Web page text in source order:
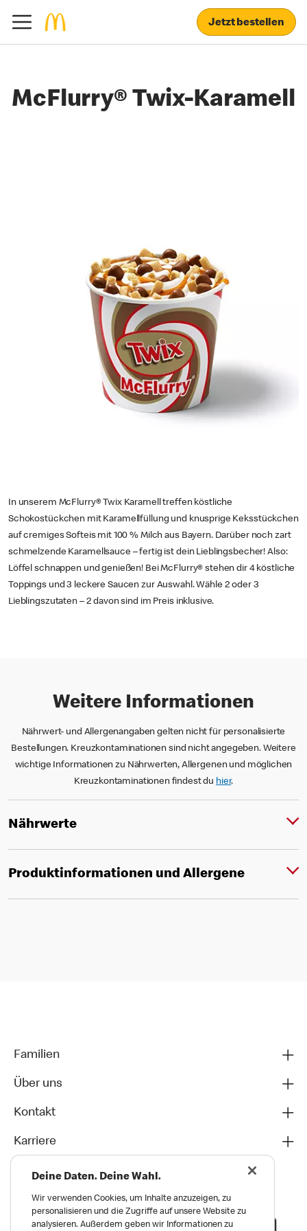
Jetzt bestellen
McFlurry® Twix-Karamell
In unserem McFlurry® Twix Karamell treffen köstliche
Schokostückchen mit Karamellfüllung und knusprige Keksstückchen
auf cremiges Softeis mit 100 % Milch aus Bayern. Darüber noch zart
schmelzende Karamellsauce – fertig ist dein Lieblingsbecher! Also:
Löffel schnappen und genießen! Bei McFlurry® stehen dir 4 köstliche
Toppings und 3 leckere Saucen zur Auswahl. Wähle 2 oder 3
Lieblingszutaten – 2 davon sind im Preis inklusive.
Weitere Informationen
Nährwert- und Allergenangaben gelten nicht für personalisierte
Bestellungen. Kreuzkontaminationen sind nicht angegeben. Weitere
wichtige Informationen zu Nährwerten, Allergenen und möglichen
Kreuzkontaminationen findest du hier.
Nährwerte
Produktinformationen und Allergene
Familien
Über uns
Kontakt
Karriere
Deine Daten. Deine Wahl.
Wir verwenden Cookies, um Inhalte anzuzeigen, zu
personalisieren und die Zugriffe auf unsere Website zu
analysieren. Außerdem geben wir Informationen zu